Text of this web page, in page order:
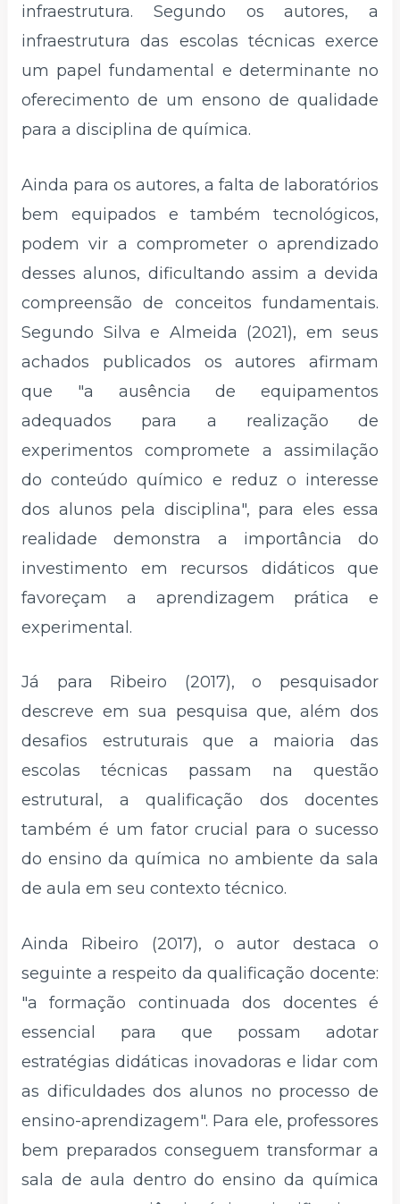
infraestrutura. Segundo os autores, a
infraestrutura das escolas técnicas exerce
um papel fundamental e determinante no
oferecimento de um ensono de qualidade
para a disciplina de química.
Ainda para os autores, a falta de laboratórios
bem equipados e também tecnológicos,
podem vir a comprometer o aprendizado
desses alunos, dificultando assim a devida
compreensão de conceitos fundamentais.
Segundo Silva e Almeida (2021), em seus
achados publicados os autores afirmam
que "a ausência de equipamentos
adequados para a realização de
experimentos compromete a assimilação
do conteúdo químico e reduz o interesse
dos alunos pela disciplina", para eles essa
realidade demonstra a importância do
investimento em recursos didáticos que
favoreçam a aprendizagem prática e
experimental.
Já para Ribeiro (2017), o pesquisador
descreve em sua pesquisa que, além dos
desafios estruturais que a maioria das
escolas técnicas passam na questão
estrutural, a qualificação dos docentes
também é um fator crucial para o sucesso
do ensino da química no ambiente da sala
de aula em seu contexto técnico.
Ainda Ribeiro (2017), o autor destaca o
seguinte a respeito da qualificação docente:
"a formação continuada dos docentes é
essencial para que possam adotar
estratégias didáticas inovadoras e lidar com
as dificuldades dos alunos no processo de
ensino-aprendizagem". Para ele, professores
bem preparados conseguem transformar a
sala de aula dentro do ensino da química